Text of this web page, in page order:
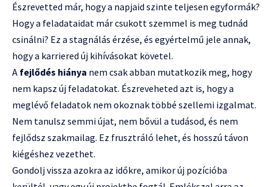
Észrevetted már, hogy a napjaid szinte teljesen egyformák?
Hogy a feladataidat már csukott szemmel is meg tudnád
csinálni? Ez a stagnálás érzése, és egyértelmű jele annak,
hogy a karriered új kihívásokat követel.
A fejlődés hiánya nem csak abban mutatkozik meg, hogy
nem kapsz új feladatokat. Észreveheted azt is, hogy a
meglévő feladatok nem okoznak többé szellemi izgalmat.
Nem tanulsz semmi újat, nem bővül a tudásod, és nem
fejlődsz szakmailag. Ez frusztráló lehet, és hosszú távon
kiégéshez vezethet.
Gondolj vissza azokra az időkre, amikor új pozícióba